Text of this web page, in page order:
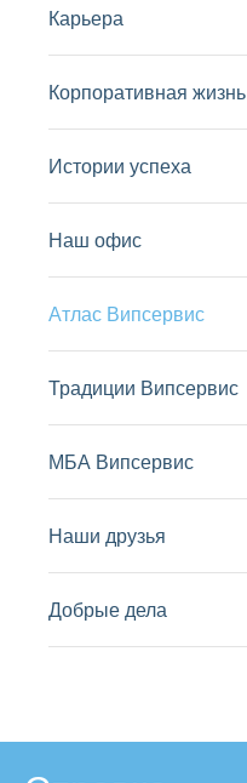
Карьера
Корпоративная жизнь
Истории успеха
Наш офис
Атлас Випсервис
Традиции Випсервис
МБА Випсервис
Наши друзья
Добрые дела